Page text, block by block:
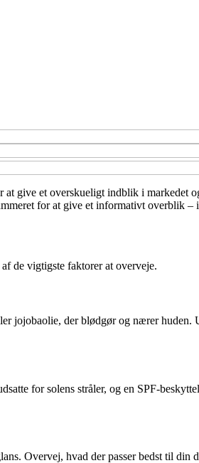
give et overskueligt indblik i markedet
for at give et informativt overblik –
de vigtigste faktorer at overveje.
jojobaolie, der blødgør og nærer huden.
for solens stråler, og en SPF-
Overvej, hvad der passer bedst til din